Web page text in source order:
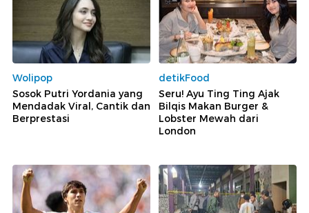
Wolipop
Sosok Putri Yordania yang
Mendadak Viral, Cantik dan
Berprestasi
detikFood
Seru! Ayu Ting Ting Ajak
Bilqis Makan Burger &
Lobster Mewah dari
London